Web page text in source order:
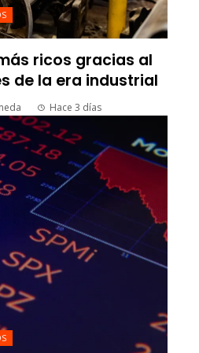
ricos gracias al
de la era industrial
Hace 3 días